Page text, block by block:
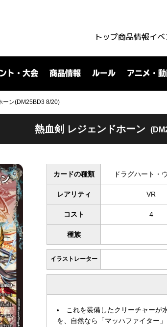
トップ商品情報イ
ト・大会 商品情報 ルール アニメ・
ーン(DM25BD3 8/20)
熱血剣 レジェンドホーン
カードの種類 ドラグハート・
レアリティ VR
コスト 4
種族
イラストレーター
これを装備したクリーチャーが
を、自然なら「マッハファイター」